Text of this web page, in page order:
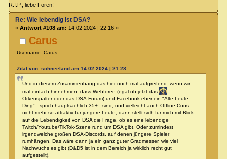
R.I.P., liebe Foren!
Carus
Username: Carus
Re: Wie lebendig ist DSA?
« Antwort #108 am: 14.02.2024 | 22:16 »
Zitat von: schneeland am 14.02.2024 | 21:28
Und in diesem Zusammenhang das hier noch mal aufgreifend: wenn wir
mal einfach hinnehmen, dass Webforen (egal ob jetzt das
,
Orkenspalter oder das DSA-Forum) und Facebook eher ein "Alte Leute-
Ding" - sprich hauptsächlich 35+ - sind, und vielleicht auch Offline-Cons
nicht mehr so attraktiv für jüngere Leute, dann stellt sich für mich mit Blick
auf die Lebendigkeit von DSA die Frage, ob es eine lebendige
Twitch/Youtube/TikTok-Szene rund um DSA gibt. Oder zumindest
irgendwelche großen DSA-Discords, auf denen jüngere Spieler
rumhängen. Das wäre dann ja ein ganz guter Gradmesser, wie viel
Nachwuchs es gibt (D&D5 ist in dem Bereich ja wirklich recht gut
aufgestellt).